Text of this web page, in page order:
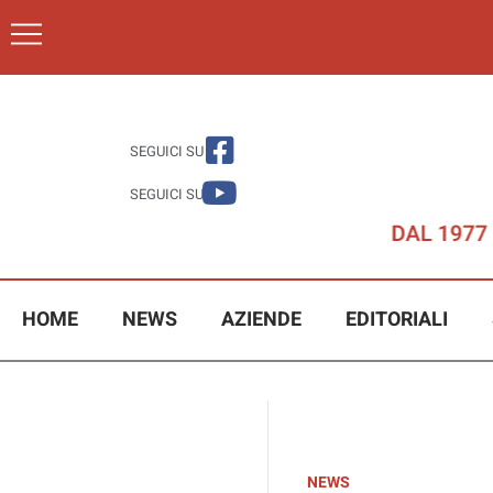
SEGUICI SU
SEGUICI SU
HOME NEWS AZIENDE EDITORIALI
NEWS